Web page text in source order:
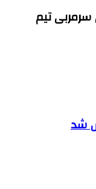
سرمربی تیم
شد